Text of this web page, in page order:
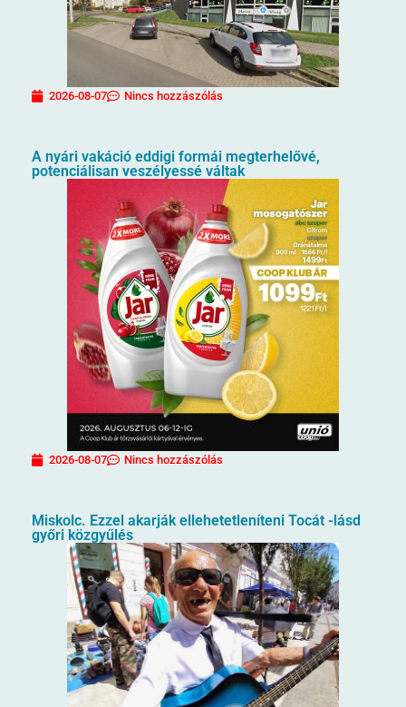
2026-08-07 Nincs hozzászólás
A nyári vakáció eddigi formái megterhelővé,
potenciálisan veszélyessé váltak
2026-08-07 Nincs hozzászólás
Miskolc. Ezzel akarják ellehetetleníteni Tocát -lásd
győri közgyűlés